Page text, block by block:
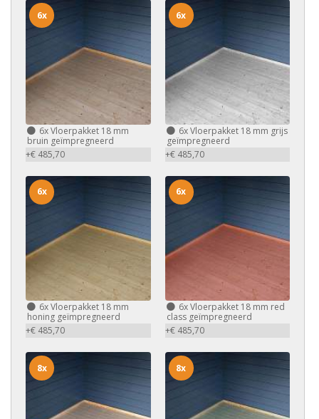
6xVloerpakket 18 mm
bruin geïmpregneerd
+€ 485,70
6x
6xVloerpakket 18 mm grijs
geïmpregneerd
+€ 485,70
6x
6xVloerpakket 18 mm
honing geïmpregneerd
+€ 485,70
6x
6xVloerpakket 18 mm red
class geïmpregneerd
+€ 485,70
6x
8x 8x